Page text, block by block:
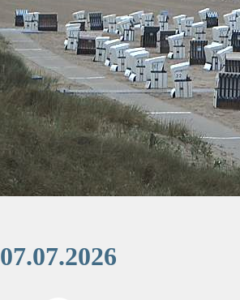
07.07.2026